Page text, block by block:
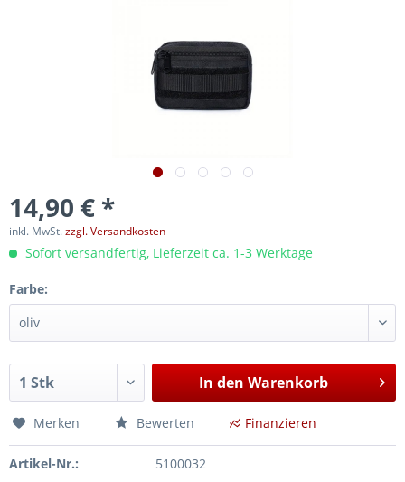
14,90 € *
inkl. MwSt.zzgl. Versandkosten
Sofort versandfertig, Lieferzeit ca. 1-3 Werktage
Farbe:
In den Warenkorb
Merken Bewerten Finanzieren
Artikel-Nr.: 5100032